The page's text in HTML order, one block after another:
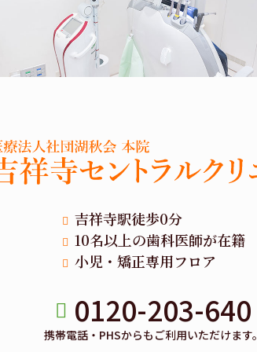
吉祥寺駅徒歩0分
10名以上の歯科医師が在籍
小児・矯正専用フロア
0120-203-640
携帯電話・PHSからもご利用いただけます。